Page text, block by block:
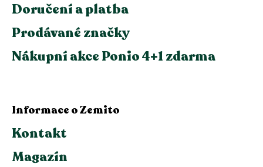
Doručení a platba
Prodávané značky
Nákupní akce Ponio 4+1 zdarma
Informace o Zemito
Kontakt
Magazín